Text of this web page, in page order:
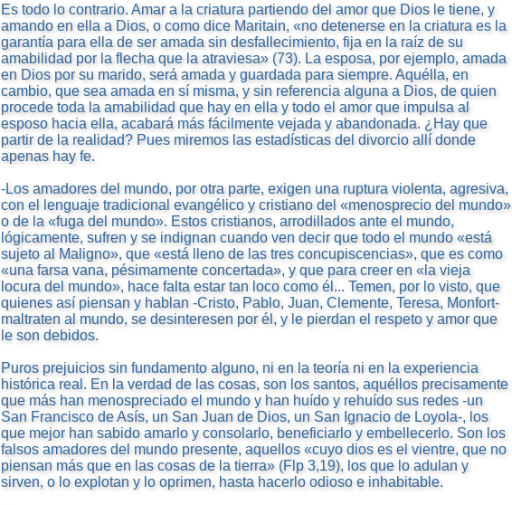
Es todo lo contrario. Amar a la criatura partiendo del amor que Dios le tiene, y
amando en ella a Dios, o como dice Maritain, «no detenerse en la criatura es la
garantía para ella de ser amada sin desfallecimiento, fija en la raíz de su
amabilidad por la flecha que la atraviesa» (73). La esposa, por ejemplo, amada
en Dios por su marido, será amada y guardada para siempre. Aquélla, en
cambio, que sea amada en sí misma, y sin referencia alguna a Dios, de quien
procede toda la amabilidad que hay en ella y todo el amor que impulsa al
esposo hacia ella, acabará más fácilmente vejada y abandonada. ¿Hay que
partir de la realidad? Pues miremos las estadísticas del divorcio allí donde
apenas hay fe.
-Los amadores del mundo, por otra parte, exigen una ruptura violenta, agresiva,
con el lenguaje tradicional evangélico y cristiano del «menosprecio del mundo»
o de la «fuga del mundo». Estos cristianos, arrodillados ante el mundo,
lógicamente, sufren y se indignan cuando ven decir que todo el mundo «está
sujeto al Maligno», que «está lleno de las tres concupiscencias», que es como
«una farsa vana, pésimamente concertada», y que para creer en «la vieja
locura del mundo», hace falta estar tan loco como él... Temen, por lo visto, que
quienes así piensan y hablan -Cristo, Pablo, Juan, Clemente, Teresa, Monfort-
maltraten al mundo, se desinteresen por él, y le pierdan el respeto y amor que
le son debidos.
Puros prejuicios sin fundamento alguno, ni en la teoría ni en la experiencia
histórica real. En la verdad de las cosas, son los santos, aquéllos precisamente
que más han menospreciado el mundo y han huído y rehuído sus redes -un
San Francisco de Asís, un San Juan de Dios, un San Ignacio de Loyola-, los
que mejor han sabido amarlo y consolarlo, beneficiarlo y embellecerlo. Son los
falsos amadores del mundo presente, aquellos «cuyo dios es el vientre, que no
piensan más que en las cosas de la tierra» (Flp 3,19), los que lo adulan y
sirven, o lo explotan y lo oprimen, hasta hacerlo odioso e inhabitable.